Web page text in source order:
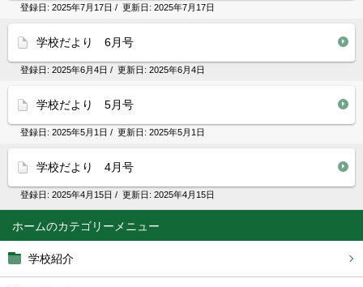
ホーム
学校紹介
登録日: 2025年7月17日 / 更新日: 2025年7月17日
学校だより 6月号
登録日: 2025年6月4日 / 更新日: 2025年6月4日
学校だより 5月号
登録日: 2025年5月1日 / 更新日: 2025年5月1日
学校だより 4月号
登録日: 2025年4月15日 / 更新日: 2025年4月15日